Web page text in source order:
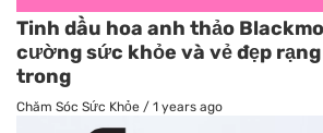
Tinh dầu hoa anh thảo
cường sức khỏe và vẻ đẹp
trong
Chăm Sóc Sức Khỏe / 1 years ago